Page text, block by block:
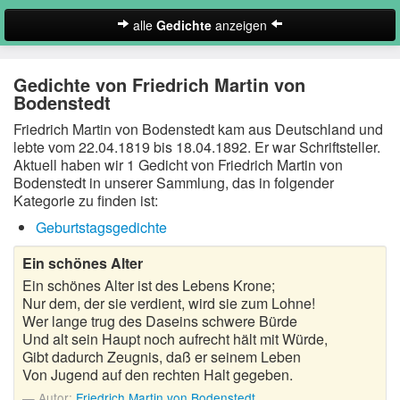
alle Gedichte anzeigen
Neues Gedicht eintragen
Abschiedsgedichte
Christliche Gedichte
Freundschaftsgedichte
Frühlingsgedichte
Geburtstagsgedichte
Gedichte der Romantik
Gedichte Sehnsucht
Suche
Gedichte von Friedrich Martin von
Bodenstedt
Friedrich Martin von Bodenstedt kam aus Deutschland und
lebte vom 22.04.1819 bis 18.04.1892. Er war Schriftsteller.
Aktuell haben wir 1 Gedicht von Friedrich Martin von
Bodenstedt in unserer Sammlung, das in folgender
Kategorie zu finden ist:
Geburtstagsgedichte
Ein schönes Alter
Ein schönes Alter ist des Lebens Krone;
Nur dem, der sie verdient, wird sie zum Lohne!
Wer lange trug des Daseins schwere Bürde
Und alt sein Haupt noch aufrecht hält mit Würde,
Gibt dadurch Zeugnis, daß er seinem Leben
Von Jugend auf den rechten Halt gegeben.